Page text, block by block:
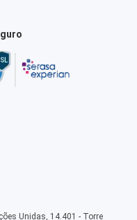
Unidas, 14.401 - Torre